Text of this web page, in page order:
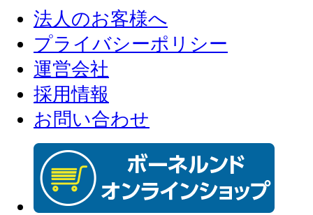
法人のお客様へ
プライバシーポリシー
運営会社
採用情報
お問い合わせ